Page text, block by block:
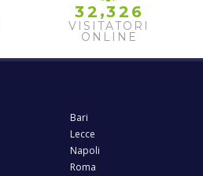
32 ,32 6
VISITATORI
ONLINE
Bari
Lecce
Napoli
Roma